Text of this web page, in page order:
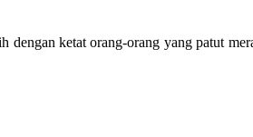
dengan ketat orang-orang yang patut